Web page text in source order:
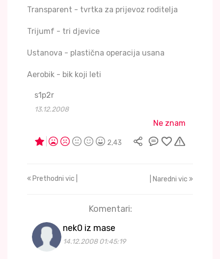
Transparent - tvrtka za prijevoz roditelja
Trijumf - tri djevice
Ustanova - plastična operacija usana
Aerobik - bik koji leti
s1p2r
13.12.2008
Ne znam
2,43
Prethodni vic | | Naredni vic
Komentari:
nek0 iz mase
14.12.2008 01:45:19